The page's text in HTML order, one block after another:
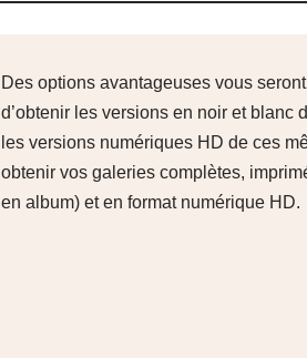
Des options avantageuses vous
d’obtenir les versions en noir et blanc
les versions numériques HD de ces
obtenir vos galeries complètes,
en album) et en format numérique HD.